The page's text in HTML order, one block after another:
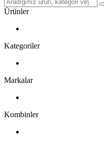
Ürünler
Kategoriler
Markalar
Kombinler